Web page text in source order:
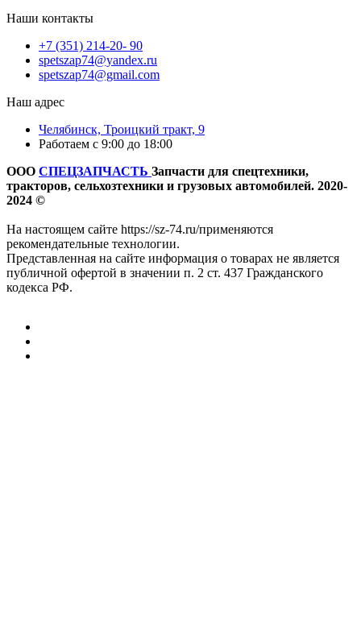
Наши контакты
+7 (351) 214-20- 90
spetszap74@yandex.ru
spetszap74@gmail.com
Наш адрес
Челябинск, Троицкий тракт, 9
Работаем с 9:00 до 18:00
ООО СПЕЦЗАПЧАСТЬ Запчасти для спецтехники,
тракторов, сельхозтехники и грузовых автомобилей. 2020-
2024 ©
На настоящем сайте https://sz-74.ru/применяются
рекомендательные технологии.
Представленная на сайте информация о товарах не является
публичной офертой в значении п. 2 ст. 437 Гражданского
кодекса РФ.